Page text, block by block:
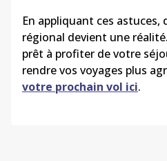
En appliquant ces astuces,
régional devient une
prêt à profiter de votre
rendre vos voyages plus
votre prochain vol ici.